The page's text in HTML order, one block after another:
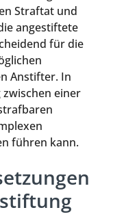
Straftat und
angestiftete
für die
Anstifter. In
einer
führen kann.